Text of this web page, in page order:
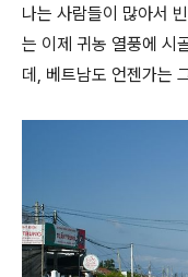
나는 사람들이 많아서
는 이제 귀농 열풍에 시
데, 베트남도 언젠가는